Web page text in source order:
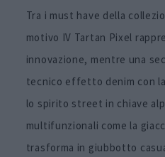
Tra i must have della
motivo IV Tartan Pixel
innovazione, mentre una
tecnico effetto denim con
lo spirito street in chiave
multifunzionali come la
trasforma in giubbotto